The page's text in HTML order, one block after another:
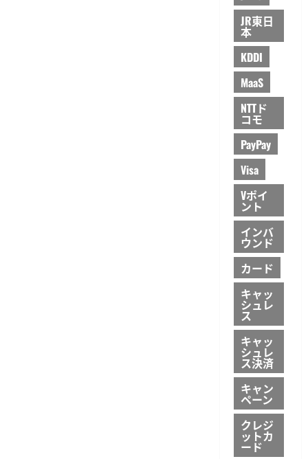
JR東日
本
KDDI
MaaS
NTTド
コモ
PayPay
Visa
Vポイ
ント
インバ
ウンド
カード
キャッ
シュレ
ス
キャッ
シュレ
ス決済
キャン
ペーン
クレジ
ットカ
ード